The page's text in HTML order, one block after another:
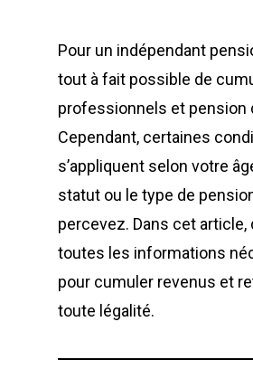
Pour un indépendant
tout à fait possible de
professionnels et pension
Cependant, certaines
s’appliquent selon votre
statut ou le type de
percevez. Dans cet article,
toutes les informations
pour cumuler revenus et
toute légalité.